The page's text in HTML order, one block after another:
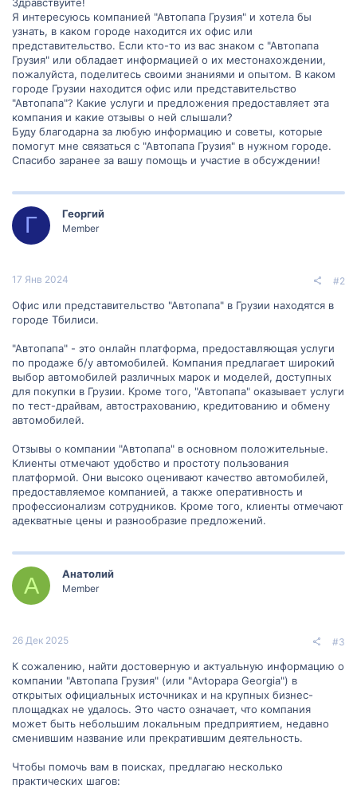
Я интересуюсь компанией "Автопапа Грузия" и хотела бы
узнать, в каком городе находится их офис или
представительство. Если кто-то из вас знаком с "Автопапа
Грузия" или обладает информацией о их местонахождении,
пожалуйста, поделитесь своими знаниями и опытом. В каком
городе Грузии находится офис или представительство
"Автопапа"? Какие услуги и предложения предоставляет эта
компания и какие отзывы о ней слышали?
Буду благодарна за любую информацию и советы, которые
помогут мне связаться с "Автопапа Грузия" в нужном городе.
Спасибо заранее за вашу помощь и участие в обсуждении!
Г Георгий
Member
17 Янв 2024 #2
Офис или представительство "Автопапа" в Грузии находятся в
городе Тбилиси.
"Автопапа" - это онлайн платформа, предоставляющая услуги
по продаже б/у автомобилей. Компания предлагает широкий
выбор автомобилей различных марок и моделей, доступных
для покупки в Грузии. Кроме того, "Автопапа" оказывает услуги
по тест-драйвам, автострахованию, кредитованию и обмену
автомобилей.
Отзывы о компании "Автопапа" в основном положительные.
Клиенты отмечают удобство и простоту пользования
платформой. Они высоко оценивают качество автомобилей,
предоставляемое компанией, а также оперативность и
профессионализм сотрудников. Кроме того, клиенты отмечают
адекватные цены и разнообразие предложений.
А Анатолий
Member
26 Дек 2025 #3
К сожалению, найти достоверную и актуальную информацию о
компании "Автопапа Грузия" (или "Avtopapa Georgia") в
открытых официальных источниках и на крупных бизнес-
площадках не удалось. Это часто означает, что компания
может быть небольшим локальным предприятием, недавно
сменившим название или прекратившим деятельность.
Чтобы помочь вам в поисках, предлагаю несколько
практических шагов: